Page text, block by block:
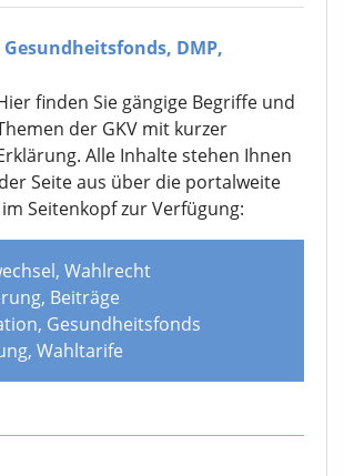
DMP,
finden Sie gängige Begriffe und
der GKV mit kurzer
Alle Inhalte stehen Ihnen
Seite aus über die portalweite
Seitenkopf zur Verfügung:
Wahlrecht
Beiträge
Gesundheitsfonds
Wahltarife